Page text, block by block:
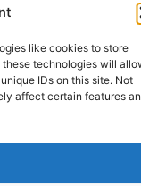
like cookies to store
technologies will
IDs on this site. Not
affect certain features